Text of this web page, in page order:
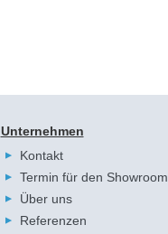
Unternehmen
Kontakt
Termin für den Showroom
Über uns
Referenzen